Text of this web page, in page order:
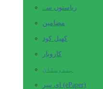
ریاستوں سے
مضامین
کھیل کود
کاروبار
ہندوستان
ای پیپر (ePaper)